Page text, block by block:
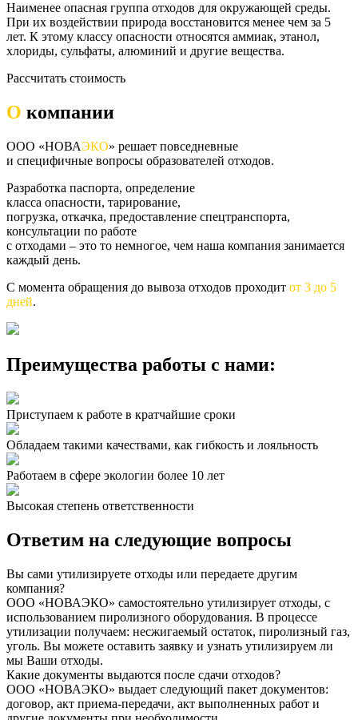
Наименее опасная группа отходов для окружающей среды.
При их воздействии природа восстановится менее чем за 5
лет. К этому классу опасности относятся аммиак, этанол,
хлориды, сульфаты, алюминий и другие вещества.
Рассчитать стоимость
О компании
ООО «НОВАЭКО» решает повседневные
и специфичные вопросы образователей отходов.
Разработка паспорта, определение
класса опасности, тарирование,
погрузка, откачка, предоставление спецтранспорта,
консультации по работе
с отходами – это то немногое, чем наша компания занимается
каждый день.
С момента обращения до вывоза отходов проходит от 3 до 5
дней.
Преимущества работы с нами:
Приступаем к работе в кратчайшие сроки
Обладаем такими качествами, как гибкость и лояльность
Работаем в сфере экологии более 10 лет
Высокая степень ответственности
Ответим на следующие вопросы
Вы сами утилизируете отходы или передаете другим
компания?
ООО «НОВАЭКО» самостоятельно утилизирует отходы, с
использованием пиролизного оборудования. В процессе
утилизации получаем: несжигаемый остаток, пиролизный газ,
уголь. Вы можете оставить заявку и узнать утилизируем ли
мы Ваши отходы.
Какие документы выдаются после сдачи отходов?
ООО «НОВАЭКО» выдает следующий пакет документов:
договор, акт приема-передачи, акт выполненных работ и